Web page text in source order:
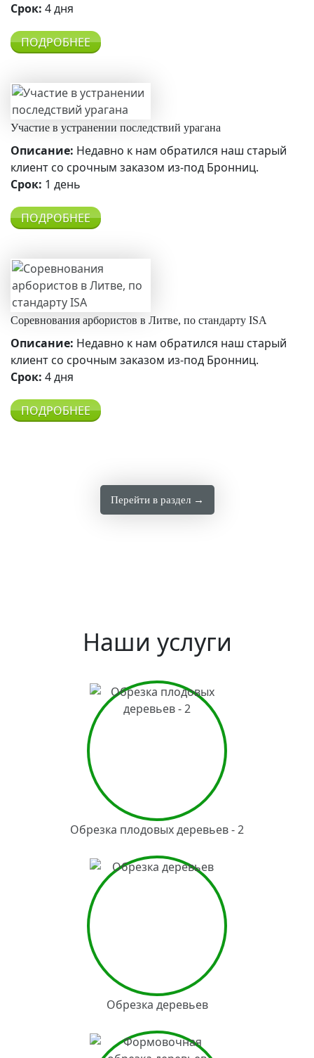
Срок: 4 дня
ПОДРОБНЕЕ
Участие в устранении последствий урагана
Описание: Недавно к нам обратился наш старый
клиент со срочным заказом из-под Бронниц.
Срок: 1 день
ПОДРОБНЕЕ
Соревнования арбористов в Литве, по стандарту ISA
Описание: Недавно к нам обратился наш старый
клиент со срочным заказом из-под Бронниц.
Срок: 4 дня
ПОДРОБНЕЕ
Перейти в раздел →
Наши услуги
Обрезка плодовых деревьев - 2
Обрезка деревьев